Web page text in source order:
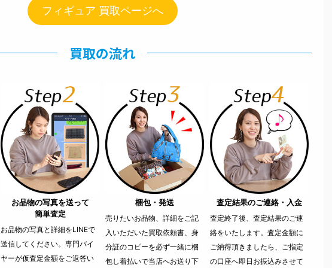
フィギュア 買取ページへ
買取の流れ
お品物の写真を送って
簡単査定
お品物の写真と詳細をLINEで
送信してください。専門バイ
ヤーが仮査定金額をご返答い
梱包・発送
売りたいお品物、詳細をご記
入いただいた買取依頼書、身
分証のコピーを必ず一緒に梱
包し着払いで当店へお送り下
査定結果のご連絡・入金
査定終了後、査定結果のご連
絡をいたします。査定金額に
ご納得頂きましたら、ご指定
の口座へ即日お振込みさせて